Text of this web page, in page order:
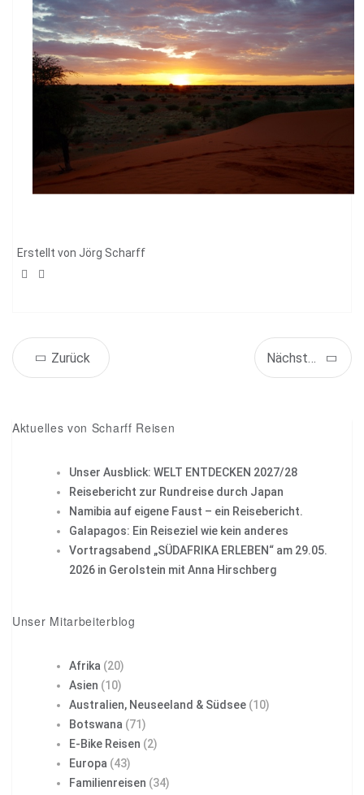
Erstellt von Jörg Scharff
+1 Zurück Nächstes Objekt
Aktuelles von Scharff Reisen
Unser Ausblick: WELT ENTDECKEN 2027/28
Reisebericht zur Rundreise durch Japan
Namibia auf eigene Faust – ein Reisebericht.
Galapagos: Ein Reiseziel wie kein anderes
Vortragsabend „SÜDAFRIKA ERLEBEN“ am 29.05.
2026 in Gerolstein mit Anna Hirschberg
Unser Mitarbeiterblog
Afrika (20)
Asien (10)
Australien, Neuseeland & Südsee (10)
Botswana (71)
E-Bike Reisen (2)
Europa (43)
Familienreisen (34)